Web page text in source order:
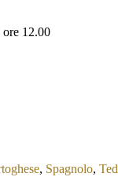
12.00
ghese, Spagnolo,